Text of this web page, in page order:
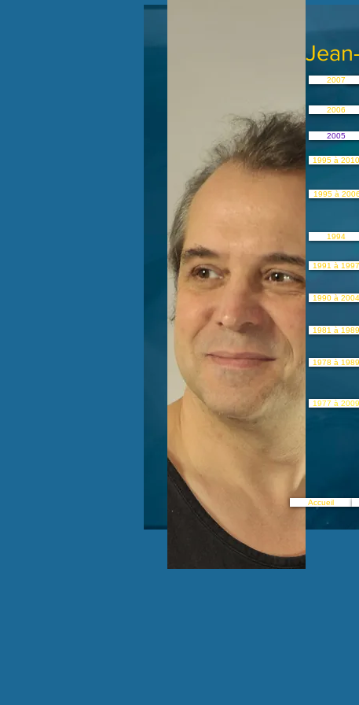
Accueil
2007
2006
2005
1981 à 1989
1995 à 2010
1994
1991 à 1997
1990 à 2004
1978 à 1989
1977 à 2009
1995 à 2006